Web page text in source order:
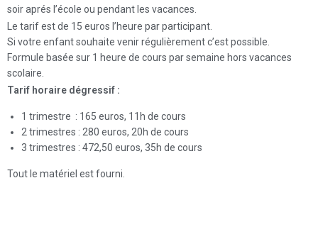
soir aprés l’école ou pendant les vacances.
Le tarif est de 15 euros l’heure par participant.
Si votre enfant souhaite venir régulièrement c’est possible.
Formule basée sur 1 heure de cours par semaine hors vacances
scolaire.
Tarif horaire dégressif :
1 trimestre : 165 euros, 11h de cours
2 trimestres : 280 euros, 20h de cours
3 trimestres : 472,50 euros, 35h de cours
Tout le matériel est fourni.